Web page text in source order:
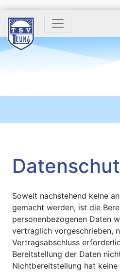
Soweit nachstehend keine
gemacht werden, ist die
personenbezogenen Daten
vertraglich vorgeschrieben,
Vertragsabschluss
Bereitstellung der Daten
Nichtbereitstellung hat